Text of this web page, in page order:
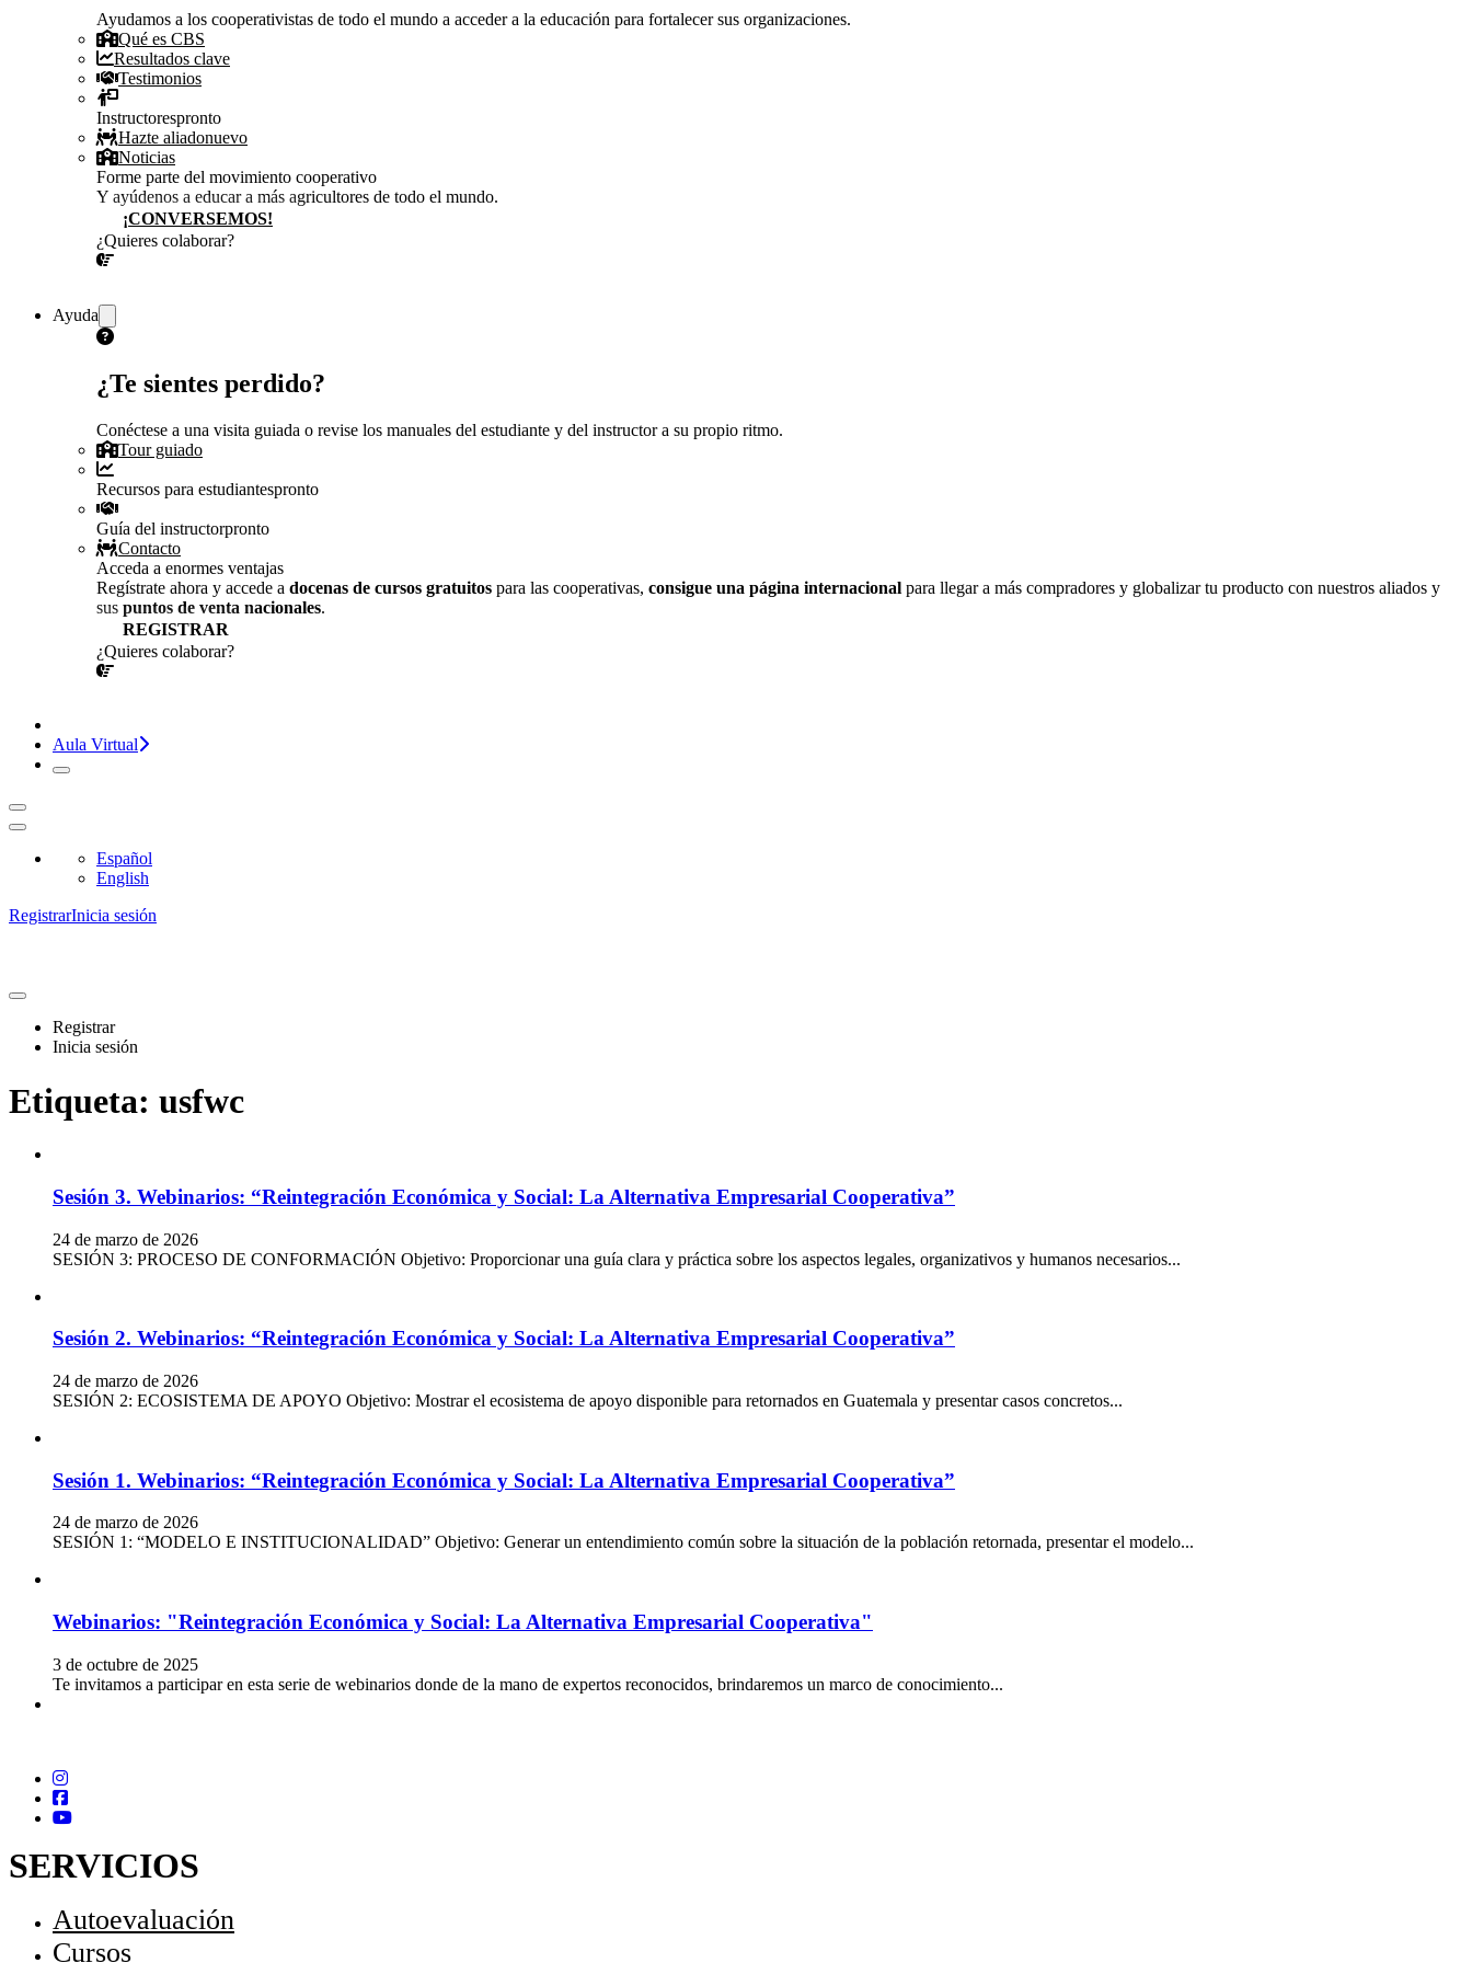
Ayudamos a los cooperativistas de todo el mundo a acceder a la educación para fortalecer sus organizaciones.
Qué es CBS
Resultados clave
Testimonios
Instructorespronto
Hazte aliadonuevo
Noticias
Forme parte del movimiento cooperativo
Y ayúdenos a educar a más agricultores de todo el mundo.
¡CONVERSEMOS!
¿Quieres colaborar?
Ayuda
¿Te sientes perdido?
Conéctese a una visita guiada o revise los manuales del estudiante y del instructor a su propio ritmo.
Tour guiado
Recursos para estudiantespronto
Guía del instructorpronto
Contacto
Acceda a enormes ventajas
Regístrate ahora y accede a docenas de cursos gratuitos para las cooperativas, consigue una página internacional para llegar a más compradores y globalizar tu producto con nuestros aliados y
sus puntos de venta nacionales.
REGISTRAR
¿Quieres colaborar?
Aula Virtual
Español
English
RegistrarInicia sesión
Registrar
Inicia sesión
Etiqueta: usfwc
Sesión 3. Webinarios: “Reintegración Económica y Social: La Alternativa Empresarial Cooperativa”
24 de marzo de 2026
SESIÓN 3: PROCESO DE CONFORMACIÓN Objetivo: Proporcionar una guía clara y práctica sobre los aspectos legales, organizativos y humanos necesarios...
Sesión 2. Webinarios: “Reintegración Económica y Social: La Alternativa Empresarial Cooperativa”
24 de marzo de 2026
SESIÓN 2: ECOSISTEMA DE APOYO Objetivo: Mostrar el ecosistema de apoyo disponible para retornados en Guatemala y presentar casos concretos...
Sesión 1. Webinarios: “Reintegración Económica y Social: La Alternativa Empresarial Cooperativa”
24 de marzo de 2026
SESIÓN 1: “MODELO E INSTITUCIONALIDAD” Objetivo: Generar un entendimiento común sobre la situación de la población retornada, presentar el modelo...
Webinarios: "Reintegración Económica y Social: La Alternativa Empresarial Cooperativa"
3 de octubre de 2025
Te invitamos a participar en esta serie de webinarios donde de la mano de expertos reconocidos, brindaremos un marco de conocimiento...
SERVICIOS
Autoevaluación
Cursos